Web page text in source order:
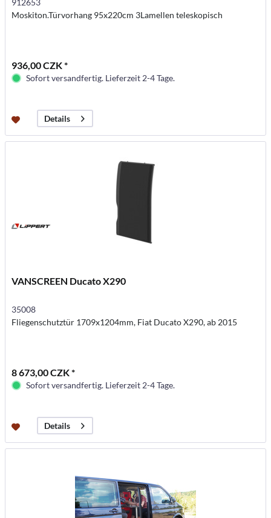
912653
Moskiton.Türvorhang 95x220cm 3Lamellen teleskopisch
936,00 CZK *
Sofort versandfertig. Lieferzeit 2-4 Tage.
Details
VANSCREEN Ducato X290
35008
Fliegenschutztür 1709x1204mm, Fiat Ducato X290, ab 2015
8 673,00 CZK *
Sofort versandfertig. Lieferzeit 2-4 Tage.
Details